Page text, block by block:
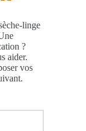
linge
?
aider.
vos